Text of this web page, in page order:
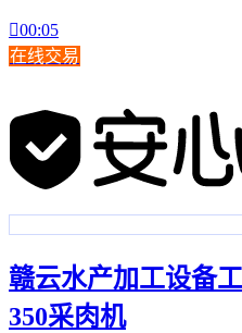
00:05
在线交易
赣云水产加工设备
350采肉机